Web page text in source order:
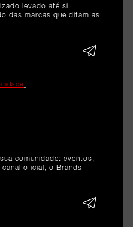
ouvir na
levado até si.
das marcas que ditam as
comunidade: eventos,
oficial, o Brands